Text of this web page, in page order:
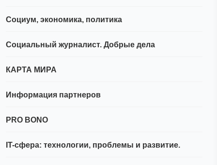
Социум, экономика, политика
Социальный журналист. Добрые дела
КАРТА МИРА
Информация партнеров
PRO BONO
IT-сфера: технологии, проблемы и развитие.